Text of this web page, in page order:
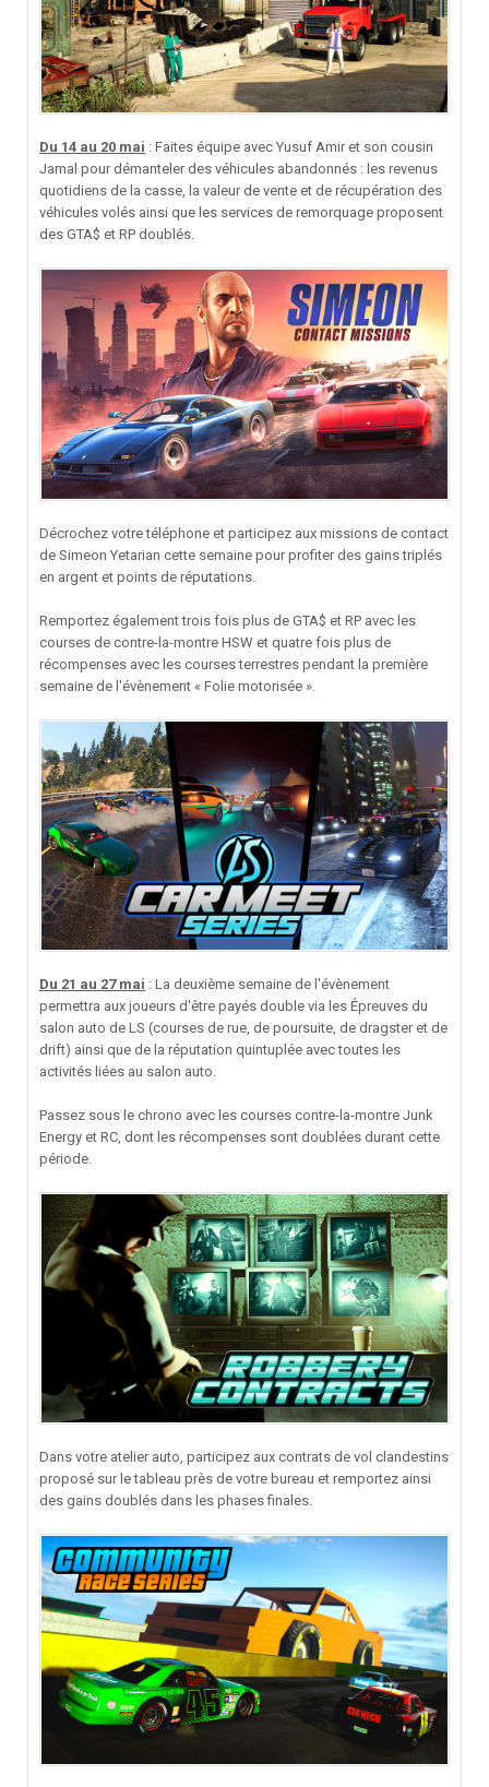
Du 14 au 20 mai : Faites équipe avec Yusuf Amir et son cousin
Jamal pour démanteler des véhicules abandonnés : les revenus
quotidiens de la casse, la valeur de vente et de récupération des
véhicules volés ainsi que les services de remorquage proposent
des GTA$ et RP doublés.
Décrochez votre téléphone et participez aux missions de contact
de Simeon Yetarian cette semaine pour profiter des gains triplés
en argent et points de réputations.
Remportez également trois fois plus de GTA$ et RP avec les
courses de contre-la-montre HSW et quatre fois plus de
récompenses avec les courses terrestres pendant la première
semaine de l'évènement « Folie motorisée ».
Du 21 au 27 mai : La deuxième semaine de l'évènement
permettra aux joueurs d'être payés double via les Épreuves du
salon auto de LS (courses de rue, de poursuite, de dragster et de
drift) ainsi que de la réputation quintuplée avec toutes les
activités liées au salon auto.
Passez sous le chrono avec les courses contre-la-montre Junk
Energy et RC, dont les récompenses sont doublées durant cette
période.
Dans votre atelier auto, participez aux contrats de vol clandestins
proposé sur le tableau près de votre bureau et remportez ainsi
des gains doublés dans les phases finales.